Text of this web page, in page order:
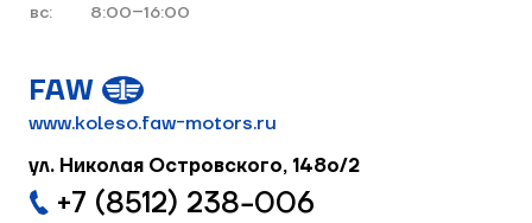
вс:
8:00–16:00
FAW
www.koleso.faw-motors.ru
ул. Николая Островского, 148о/2
+7 (8512) 238−006